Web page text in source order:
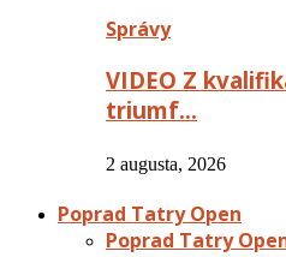
Správy
VIDEO Z
triumf…
2 augusta, 2026
Poprad Tatry Open
Poprad Tatry